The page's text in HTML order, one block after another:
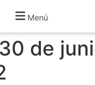
de
Menú
30 de